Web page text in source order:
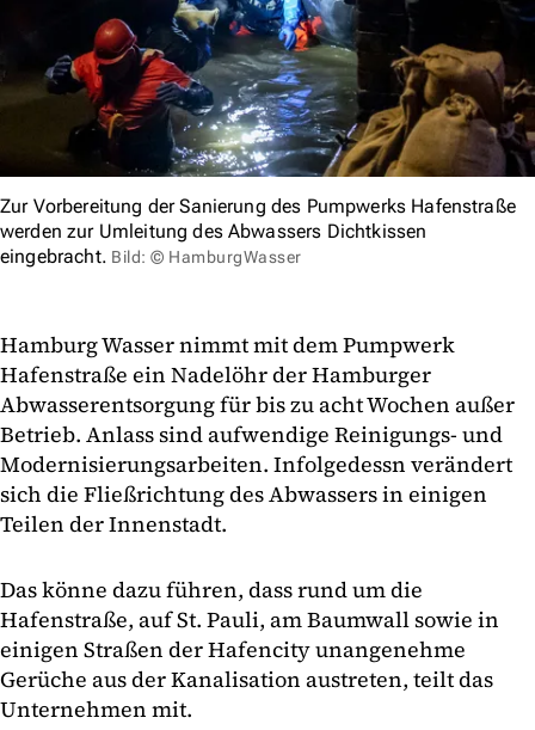
Zur Vorbereitung der Sanierung des Pumpwerks Hafenstraße
werden zur Umleitung des Abwassers Dichtkissen
eingebracht. Bild: © HamburgWasser
Hamburg Wasser nimmt mit dem Pumpwerk
Hafenstraße ein Nadelöhr der Hamburger
Abwasserentsorgung für bis zu acht Wochen außer
Betrieb. Anlass sind aufwendige Reinigungs- und
Modernisierungsarbeiten. Infolgedessn verändert
sich die Fließrichtung des Abwassers in einigen
Teilen der Innenstadt.
Das könne dazu führen, dass rund um die
Hafenstraße, auf St. Pauli, am Baumwall sowie in
einigen Straßen der Hafencity unangenehme
Gerüche aus der Kanalisation austreten, teilt das
Unternehmen mit.